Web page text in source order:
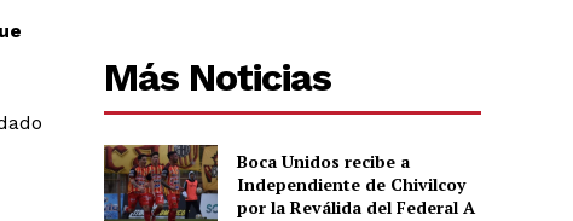
Más Noticias
Boca Unidos recibe a
Independiente de Chivilcoy
por la Reválida del Federal A